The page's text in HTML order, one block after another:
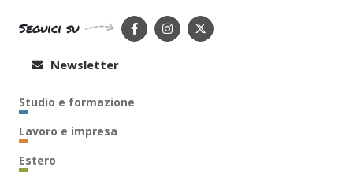
Seguici su
Newsletter
Studio e formazione
Lavoro e impresa
Estero